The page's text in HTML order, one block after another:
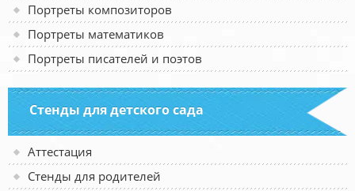
Портреты композиторов
Портреты математиков
Портреты писателей и поэтов
Стенды для детского сада
Аттестация
Стенды для родителей